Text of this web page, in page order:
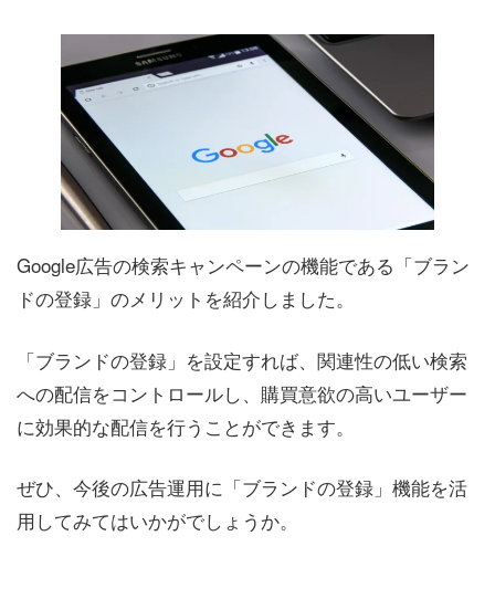
Google広告の検索キャンペーンの機能である「ブラン
ドの登録」のメリットを紹介しました。
「ブランドの登録」を設定すれば、関連性の低い検索
への配信をコントロールし、購買意欲の高いユーザー
に効果的な配信を行うことができます。
ぜひ、今後の広告運用に「ブランドの登録」機能を活
用してみてはいかがでしょうか。